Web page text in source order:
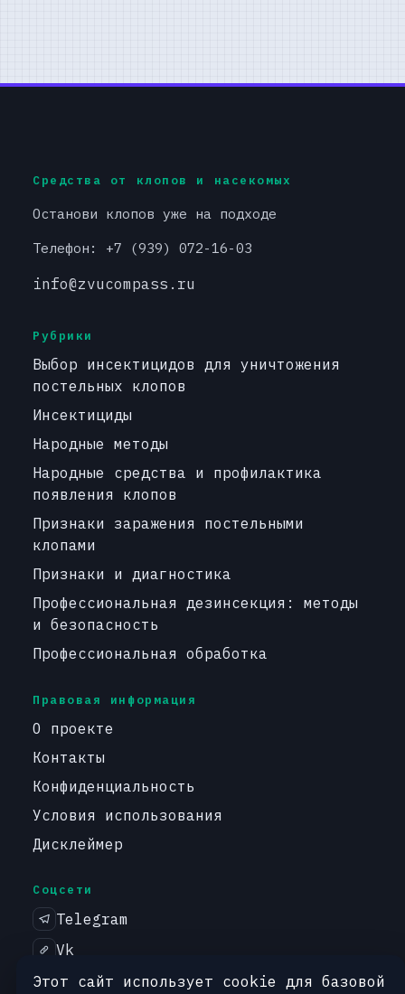
Средства от клопов и насекомых
Останови клопов уже на подходе
Телефон: +7 (939) 072-16-03
info@zvucompass.ru
Рубрики
Выбор инсектицидов для уничтожения
постельных клопов
Инсектициды
Народные методы
Народные средства и профилактика
появления клопов
Признаки заражения постельными
клопами
Признаки и диагностика
Профессиональная дезинсекция: методы
и безопасность
Профессиональная обработка
Правовая информация
О проекте
Контакты
Конфиденциальность
Условия использования
Дисклеймер
Соцсети
Telegram
Vk
Этот сайт использует cookie для базовой